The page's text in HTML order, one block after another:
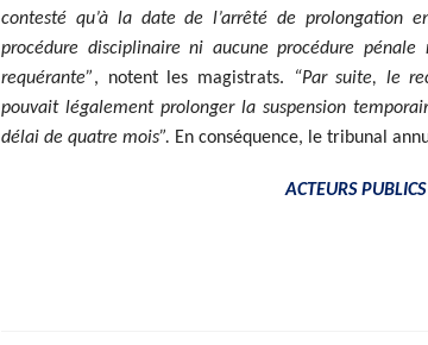
contesté qu’à la date de l’arrêté de prolongation
procédure disciplinaire ni aucune procédure
requérante”, notent les magistrats. “Par suite, le
pouvait légalement prolonger la suspension
délai de quatre mois”. En conséquence, le tribunal
ACTEURS